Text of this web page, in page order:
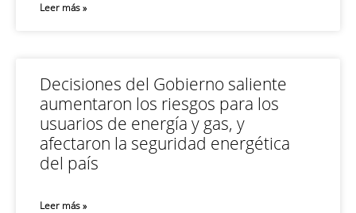
Leer más »
Decisiones del Gobierno saliente
aumentaron los riesgos para los
usuarios de energía y gas, y
afectaron la seguridad energética
del país
Leer más »